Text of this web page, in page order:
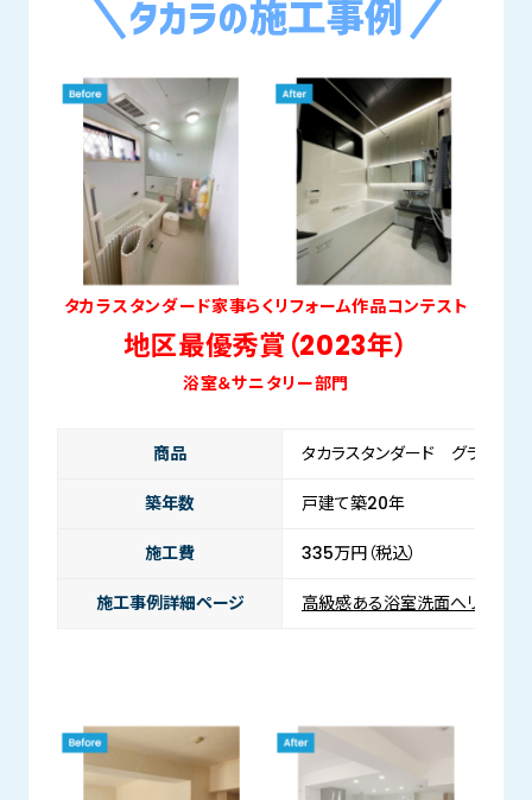
タカラスタンダード家事らくリフォーム作品コンテスト
地区最優秀賞（2023年）
浴室＆サニタリー部門
商品 タカラスタンダード グラン
築年数 戸建て築20年
施工費 335万円（税込）
施工事例詳細ページ 高級感ある浴室洗面へリフォー